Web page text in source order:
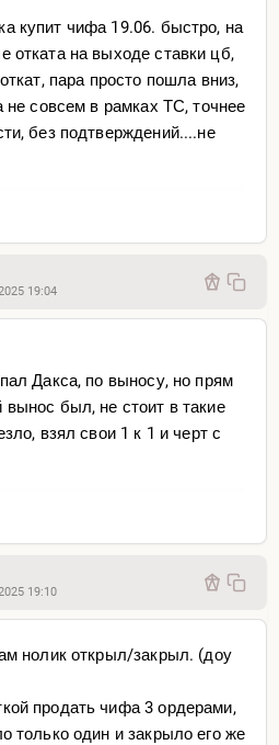
купит чифа 19.06. быстро, на
отката на выходе ставки цб,
пара просто пошла вниз,
не совсем в рамках ТС, точнее
без подтверждений....не
19:04
Дакса, по выносу, но прям
был, не стоит в такие
взял свои 1 к 1 и черт с
19:10
нолик открыл/закрыл. (доу
продать чифа 3 ордерами,
только один и закрыло его же